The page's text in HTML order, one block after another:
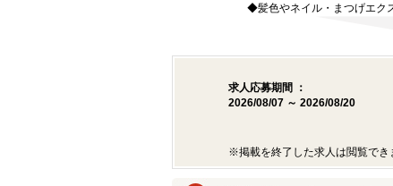
◆髪色やネイル・まつげエク
求人応募期間 ：
2026/08/07 ～ 2026/08/20
※掲載を終了した求人は閲覧でき